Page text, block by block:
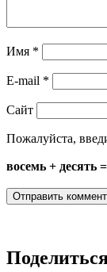
Имя *
E-mail *
Сайт
Пожалуйста,
восемь + десять =